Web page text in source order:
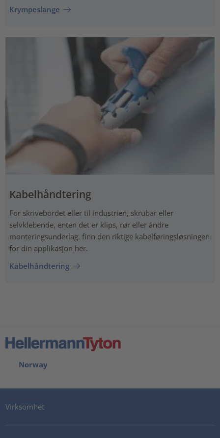
Krympeslange
Kabelhåndtering
For skrivebordet eller til industrien, skrubar eller
selvklebende, enten det er klips, rør eller andre
monteringsunderlag, finn den riktige kabelføringsløsningen
for din applikasjon her.
Kabelhåndtering
Norway
Virksomhet